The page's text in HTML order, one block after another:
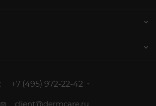
+7 (495) 972-22-42
client@dermcare.ru